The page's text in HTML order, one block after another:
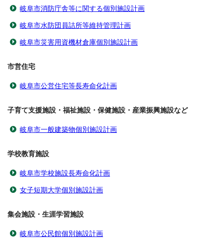
岐阜市消防庁舎等に関する個別施設計画
岐阜市水防団員詰所等維持管理計画
岐阜市災害用資機材倉庫個別施設計画
市営住宅
岐阜市公営住宅等長寿命化計画
子育て支援施設・福祉施設・保健施設・産業振興施設など
岐阜市一般建築物個別施設計画
学校教育施設
岐阜市学校施設長寿命化計画
女子短期大学個別施設計画
集会施設・生涯学習施設
岐阜市公民館個別施設計画